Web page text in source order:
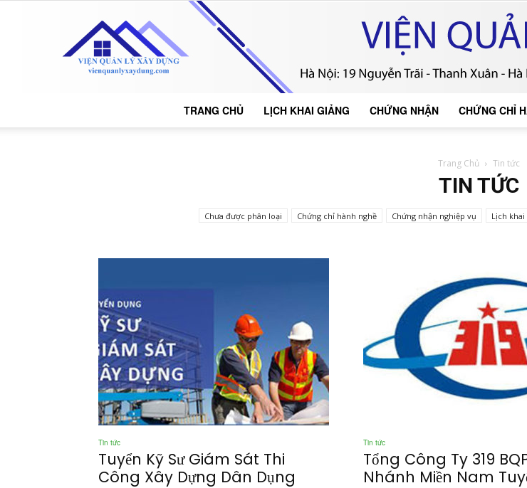
TRANG CHỦ LỊCH KHAI GIẢNG CHỨNG NHẬN CHỨNG CHỈ
Trang Chủ Tin tức
TIN TỨC
Chưa được phân loại Chứng chỉ hành nghề Chứng nhận nghiệp vụ Lịch khai
Tin tức
Tuyển Kỹ Sư Giám Sát Thi
Công Xây Dựng Dân Dụng
Tin tức
Tổng Công Ty 319
Nhánh Miền Nam